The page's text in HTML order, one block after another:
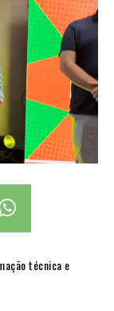
técnica e